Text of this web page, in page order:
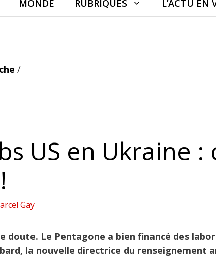
MONDE RUBRIQUES L’ACTU EN
/
US en Ukraine :
Gay
doute. Le Pentagone a bien financé des
la nouvelle directrice du renseignement